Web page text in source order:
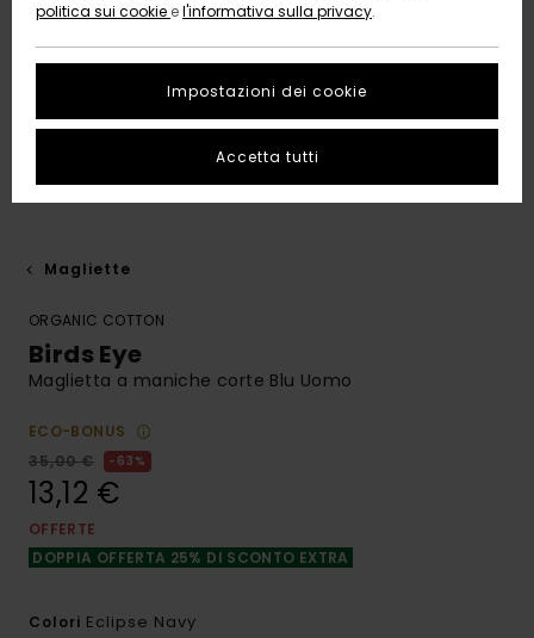
Magliette
ORGANIC COTTON
Birds Eye
Maglietta a maniche corte Blu Uomo
ECO-BONUS
35,00 €
63%
13,12 €
OFFERTE
DOPPIA OFFERTA 25% DI SCONTO EXTRA
Colori Eclipse Navy
politica sui cookie el'informativa sulla privacy.
Impostazioni dei cookie
Accetta tutti